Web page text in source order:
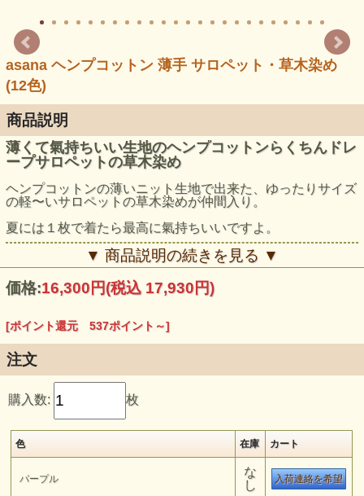
asana ヘンプコットン 薄手 サロペット・草木染め
(12色)
商品説明
薄くて氣持ちいい生地のヘンプコットンらくちんドレ
ープサロペットの草木染め
ヘンプコットンの薄いニット生地で出来た、ゆったりサイズ
の軽〜いサロペットの草木染めが仲間入り。
夏には１枚で着たら最高に氣持ちいいですよ。
モデル身長：159cm▼ 商品説明の続きを見る ▼
価格:16,300円(税込 17,930円)
[ポイント還元 537ポイント～]
注文
購入数: 枚
色 在庫 カート
パープル
な
し
入荷連絡を希望